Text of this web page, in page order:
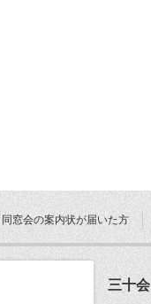
同窓会の案内状が届いた方
三十会